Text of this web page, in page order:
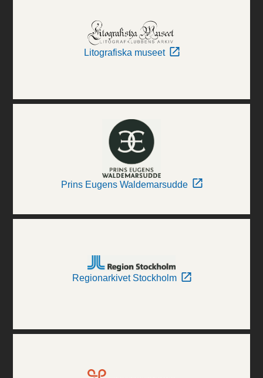
Litografiska museet
Prins Eugens Waldemarsudde
Regionarkivet Stockholm